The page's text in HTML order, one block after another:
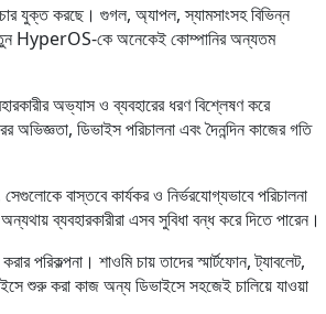
যুক্ত করছে। গুগল, অ্যাপল, স্যামসাংসহ বিভিন্ন
নতুন HyperOS-কে অনেকেই কোম্পানির অন্যতম
অভ্যাস ও ব্যবহারের ধরণ বিশ্লেষণ করে
ডিভাইস পরিচালনা এবং দৈনন্দিন কাজের গতি
বাস্তবে কার্যকর ও নির্ভরযোগ্যভাবে পরিচালনা
ব্যবহারকারীরা এসব সুবিধা বন্ধ করে দিতে পারেন।
শাওমি চায় তাদের স্মার্টফোন, ট্যাবলেট,
শুরু করা কাজ অন্য ডিভাইসে সহজেই চালিয়ে যাওয়া